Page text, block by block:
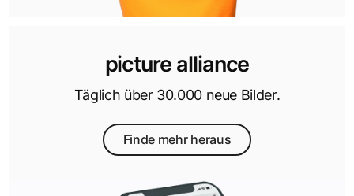
picture alliance
Täglich über 30.000 neue Bilder.
Finde mehr heraus